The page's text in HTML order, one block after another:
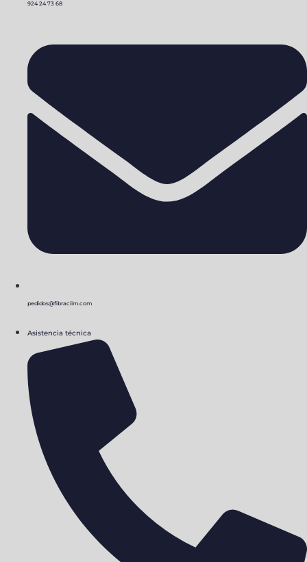
924 24 73 68
pedidos@fibraclim.com
Asistencia técnica